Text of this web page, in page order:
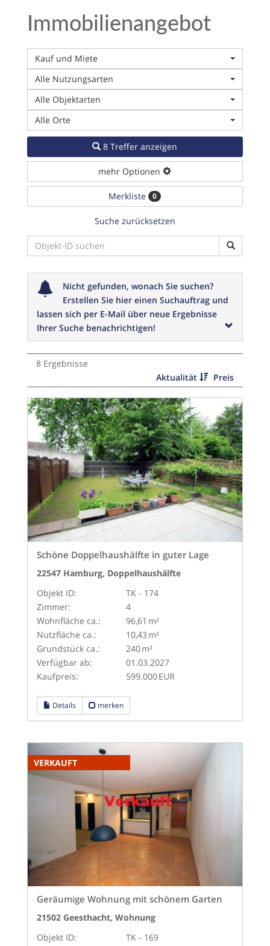
Immobilien­angebot
Kauf und Miete
Alle Nutzungsarten
Alle Objektarten
Alle Orte
8 Treffer anzeigen
mehr Optionen
Merkliste 0
Suche zurücksetzen
Nicht gefunden, wonach Sie suchen?
Erstellen Sie hier einen Suchauftrag und
lassen sich per E-Mail über neue Ergebnisse
Ihrer Suche benachrichtigen!
8 Ergebnisse
Aktualität
Preis
Schöne Doppelhaushälfte in guter Lage
22547 Hamburg, Doppelhaushälfte
Objekt ID:
TK - 174
Zimmer:
4
Wohnfläche ca.:
96,61 m²
Nutzfläche ca.:
10,43 m²
Grund­stück ca.:
240 m²
Verfügbar ab:
01.03.2027
Kaufpreis:
599.000 EUR
Details merken
VERKAUFT
Geräumige Wohnung mit schönem Garten
21502 Geesthacht, Wohnung
Objekt ID:
TK - 169